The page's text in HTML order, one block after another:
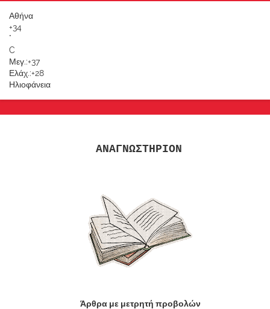
Αθήνα
+34
°
C
Μεγ.:+37
Ελάχ.:+28
Ηλιοφάνεια
ΑΝΑΓΝΩΣΤΗΡΙΟΝ
Άρθρα με μετρητή προβολών